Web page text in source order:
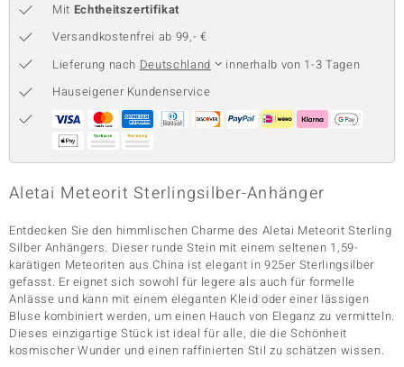
Collection
Classics
Mit Echtheitszertifikat
Versandkostenfrei ab 99,- €
Lieferung nach Deutschland
innerhalb von 1-3 Tagen
Hauseigener Kundenservice
Aletai Meteorit Sterlingsilber-Anhänger
Entdecken Sie den himmlischen Charme des Aletai Meteorit Sterling
Silber Anhängers. Dieser runde Stein mit einem seltenen 1,59-
karätigen Meteoriten aus China ist elegant in 925er Sterlingsilber
gefasst. Er eignet sich sowohl für legere als auch für formelle
Anlässe und kann mit einem eleganten Kleid oder einer lässigen
Bluse kombiniert werden, um einen Hauch von Eleganz zu vermitteln.
Dieses einzigartige Stück ist ideal für alle, die die Schönheit
kosmischer Wunder und einen raffinierten Stil zu schätzen wissen.